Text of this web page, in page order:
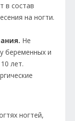
в состав
на ногти.
Не
беременных и
лет.